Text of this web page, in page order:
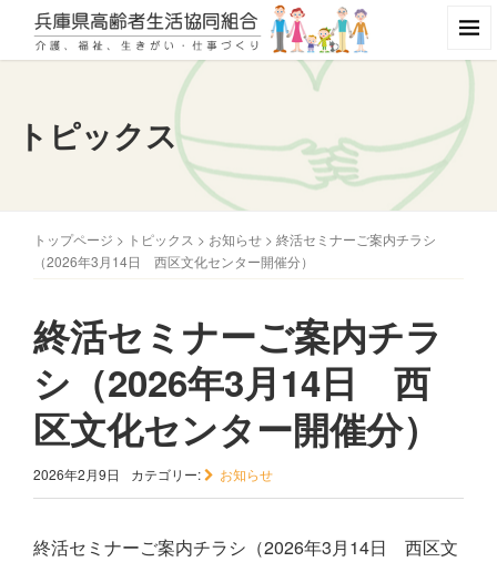
トピックス
トップページ > トピックス > お知らせ > 終活セミナーご案内チラシ
（2026年3月14日 西区文化センター開催分）
終活セミナーご案内チラ
シ（2026年3月14日 西
区文化センター開催分）
2026年2月9日 カテゴリー: お知らせ
終活セミナーご案内チラシ（2026年3月14日 西区文